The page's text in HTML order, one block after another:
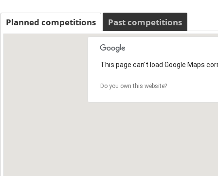
Planned competitions Past competitions
This page can't load Google Maps
Do you own this website?